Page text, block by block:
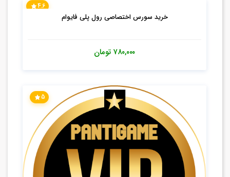
4.6
خرید سورس اختصاصی رول پلی فایوام
۷۸۰,۰۰۰ تومان
5